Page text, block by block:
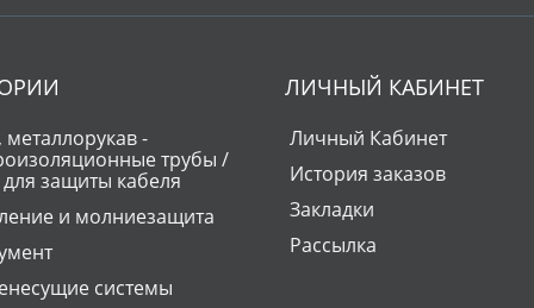
металлорукав -
трубы /
защиты кабеля
и молниезащита
системы
ЛИЧНЫЙ КАБИНЕТ
Личный Кабинет
История заказов
Закладки
Рассылка